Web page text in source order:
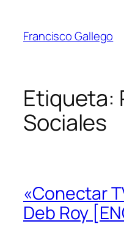
contenido
Francisco Gallego
Etiqueta:
Sociales
«Conectar
Deb Roy